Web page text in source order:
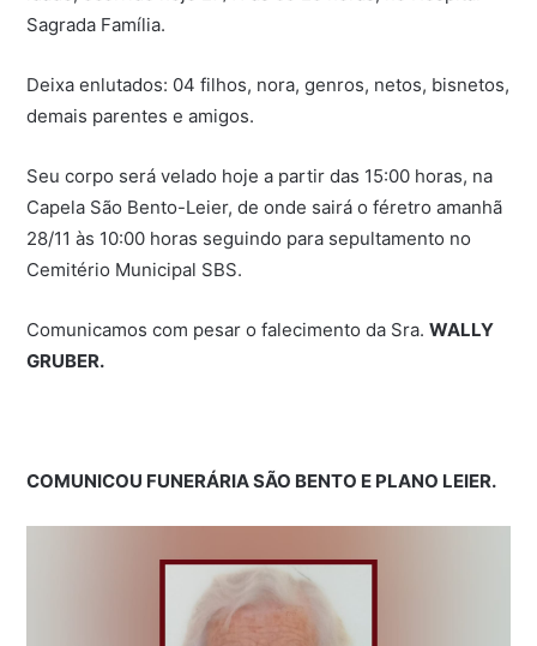
Sagrada Família.
Deixa enlutados: 04 filhos, nora, genros, netos, bisnetos,
demais parentes e amigos.
Seu corpo será velado hoje a partir das 15:00 horas, na
Capela São Bento-Leier, de onde sairá o féretro amanhã
28/11 às 10:00 horas seguindo para sepultamento no
Cemitério Municipal SBS.
Comunicamos com pesar o falecimento da Sra.WALLY
GRUBER.
COMUNICOU FUNERÁRIA SÃO BENTO E PLANO LEIER.